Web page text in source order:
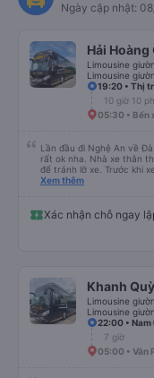
Ngày cập nhật:
Hải Hoàng
19:20 • Thị
10 giờ 10
05:30 • Bến
Lần đầu đi Nghệ An về
rất ok nha. Nhà xe thân thiện, tổng đài gọi xác nhận và nhắc nhở lịch chạy
để tránh lỡ xe. Trước khi
tin về biển số xe và số
thời gian dự kiến. 10 điểm, lần sau có nhu cầu sẽ chọn nhà xe này để đi Vinh
<-> Đà Nẵng
Xem thêm
Xác nhận chỗ ngay
Khanh
22:00 •
7 giờ
05:00 • Văn